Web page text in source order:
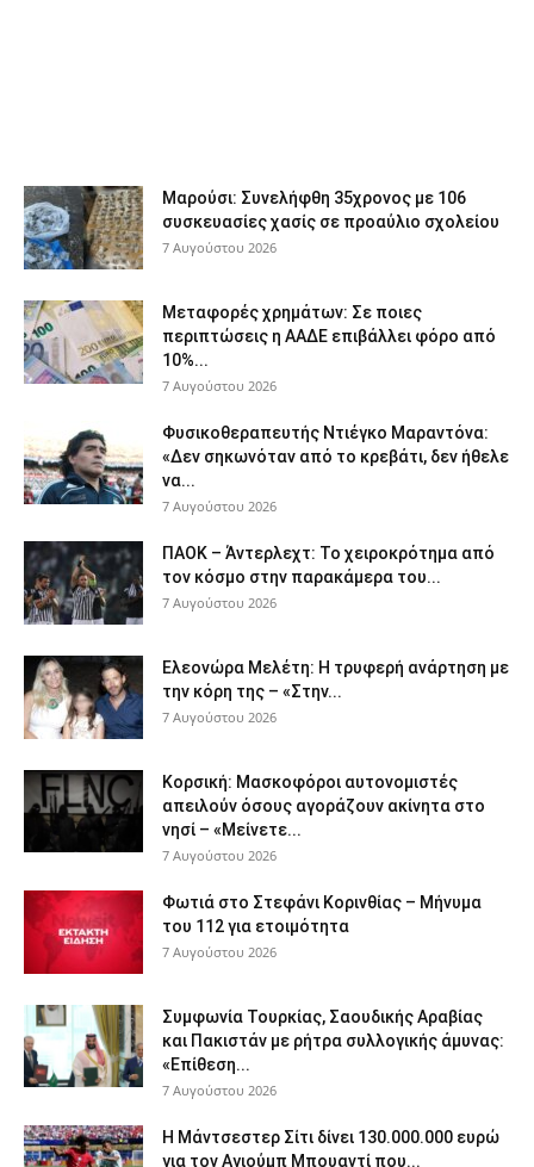
Μαρούσι: Συνελήφθη 35χρονος με 106
συσκευασίες χασίς σε προαύλιο σχολείου
7 Αυγούστου 2026
Μεταφορές χρημάτων: Σε ποιες
περιπτώσεις η ΑΑΔΕ επιβάλλει φόρο από
10%...
7 Αυγούστου 2026
Φυσικοθεραπευτής Ντιέγκο Μαραντόνα:
«Δεν σηκωνόταν από το κρεβάτι, δεν ήθελε
να...
7 Αυγούστου 2026
ΠΑΟΚ – Άντερλεχτ: Το χειροκρότημα από
τον κόσμο στην παρακάμερα του...
7 Αυγούστου 2026
Ελεονώρα Μελέτη: Η τρυφερή ανάρτηση με
την κόρη της – «Στην...
7 Αυγούστου 2026
Κορσική: Μασκοφόροι αυτονομιστές
απειλούν όσους αγοράζουν ακίνητα στο
νησί – «Μείνετε...
7 Αυγούστου 2026
Φωτιά στο Στεφάνι Κορινθίας – Μήνυμα
του 112 για ετοιμότητα
7 Αυγούστου 2026
Συμφωνία Τουρκίας, Σαουδικής Αραβίας
και Πακιστάν με ρήτρα συλλογικής άμυνας:
«Επίθεση...
7 Αυγούστου 2026
Η Μάντσεστερ Σίτι δίνει 130.000.000 ευρώ
για τον Αγιούμπ Μπουαντί που...